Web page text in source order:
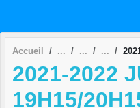
Accueil
2021-2022
19H15/